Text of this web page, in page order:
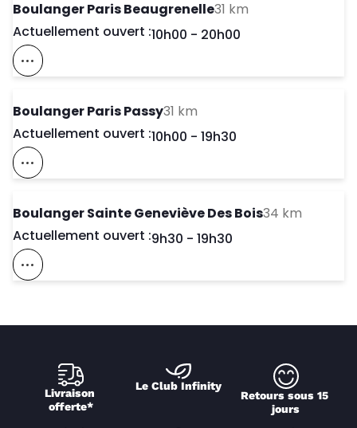
Boulanger Paris Beaugrenelle31 km
Actuellement ouvert :Day of the Week
10h00 - 20h00
Voir Ce Magasin Sur La Carte
Boulanger Paris Passy31 km
Actuellement ouvert :Day of the Week
10h00 - 19h30
Voir Ce Magasin Sur La Carte
Boulanger Sainte Geneviève Des Bois34 km
Actuellement ouvert :Day of the Week
9h30 - 19h30
Voir Ce Magasin Sur La Carte
Livraison
offerte*
Le Club Infinity
Retours sous 15
jours